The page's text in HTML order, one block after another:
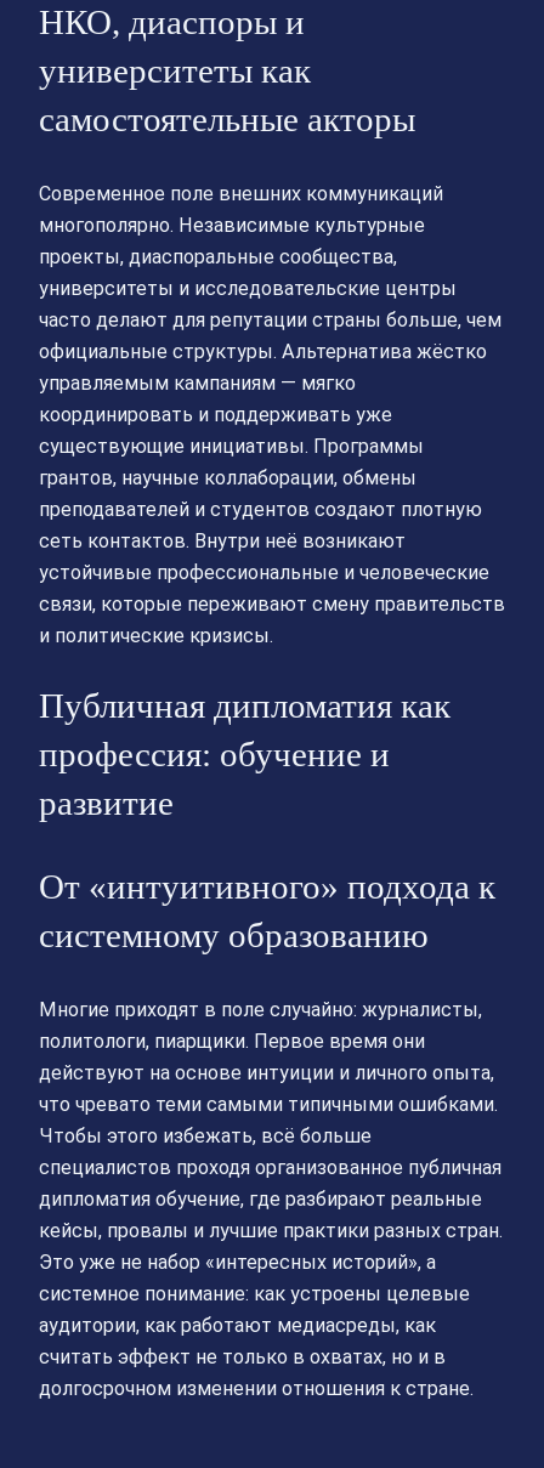
НКО, диаспоры и
университеты как
самостоятельные акторы
Современное поле внешних коммуникаций
многополярно. Независимые культурные
проекты, диаспоральные сообщества,
университеты и исследовательские центры
часто делают для репутации страны больше, чем
официальные структуры. Альтернатива жёстко
управляемым кампаниям — мягко
координировать и поддерживать уже
существующие инициативы. Программы
грантов, научные коллаборации, обмены
преподавателей и студентов создают плотную
сеть контактов. Внутри неё возникают
устойчивые профессиональные и человеческие
связи, которые переживают смену правительств
и политические кризисы.
Публичная дипломатия как
профессия: обучение и
развитие
От «интуитивного» подхода к
системному образованию
Многие приходят в поле случайно: журналисты,
политологи, пиарщики. Первое время они
действуют на основе интуиции и личного опыта,
что чревато теми самыми типичными ошибками.
Чтобы этого избежать, всё больше
специалистов проходя организованное публичная
дипломатия обучение, где разбирают реальные
кейсы, провалы и лучшие практики разных стран.
Это уже не набор «интересных историй», а
системное понимание: как устроены целевые
аудитории, как работают медиасреды, как
считать эффект не только в охватах, но и в
долгосрочном изменении отношения к стране.